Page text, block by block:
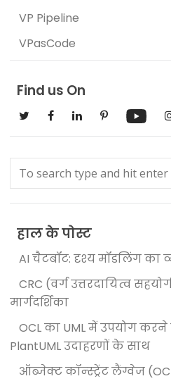
VP Pipeline
VPasCode
Find us On
हाल के पोस्ट
AI चैटबॉट: दृश्य मॉडलिंग का
CRC (वर्ग उत्तरदायित्व
मार्गदर्शिका
OCL का UML में उपयोग करने
PlantUML उदाहरणों के साथ
ऑब्जेक्ट कॉन्स्ट्रेंट लैंग्वेज